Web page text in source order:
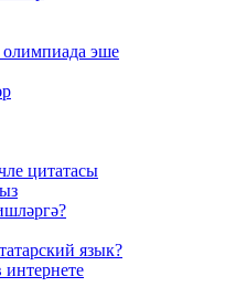
эше
цитатасы
язык?